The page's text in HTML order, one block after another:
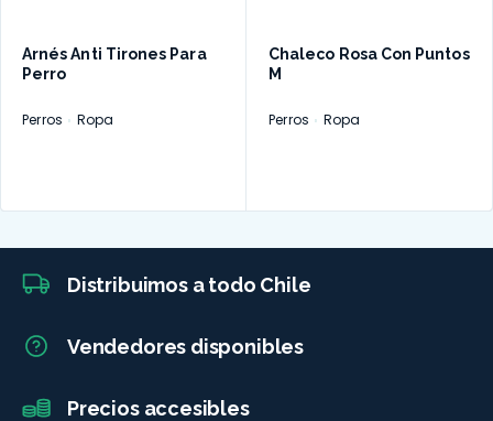
Arnés Anti Tirones Para
Perro
Perros Ropa
Chaleco Rosa Con Puntos
M
Perros Ropa
Distribuimos a todo Chile
Vendedores disponibles
Precios accesibles